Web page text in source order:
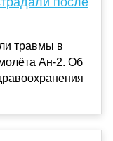
травмы в
Ан-2. Об